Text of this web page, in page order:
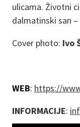
ulicama. Životni
dalmatinski san
Cover photo: Ivo
WEB: https://
INFORMACIJE: